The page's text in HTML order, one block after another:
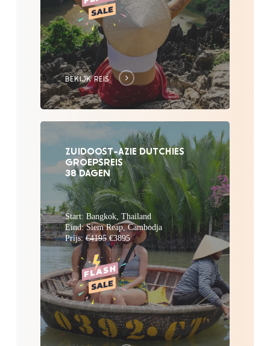
BEKIJK REIS
ZUIDOOST-AZIE DUTCHIES
GROEPSREIS
38 DAGEN
Start: Bangkok, Thailand
Eind: Siem Reap, Cambodja
Prijs:€4195€3895